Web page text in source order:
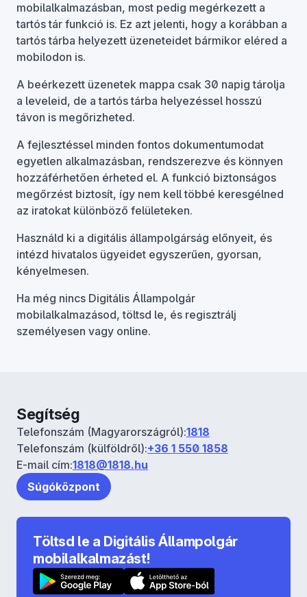
mobilalkalmazásban, most pedig megérkezett a
tartós tár funkció is. Ez azt jelenti, hogy a korábban a
tartós tárba helyezett üzeneteidet bármikor eléred a
mobilodon is.
A beérkezett üzenetek mappa csak 30 napig tárolja
a leveleid, de a tartós tárba helyezéssel hosszú
távon is megőrizheted.
A fejlesztéssel minden fontos dokumentumodat
egyetlen alkalmazásban, rendszerezve és könnyen
hozzáférhetően érheted el. A funkció biztonságos
megőrzést biztosít, így nem kell többé keresgélned
az iratokat különböző felületeken.
Használd ki a digitális állampolgárság előnyeit, és
intézd hivatalos ügyeidet egyszerűen, gyorsan,
kényelmesen.
Ha még nincs Digitális Állampolgár
mobilalkalmazásod, töltsd le, és regisztrálj
személyesen vagy online.
Segítség
Telefonszám (Magyarországról):1818
Telefonszám (külföldről):+36 1 550 1858
E-mail cím:1818@1818.hu
Súgóközpont
Töltsd le a Digitális Állampolgár
mobilalkalmazást!